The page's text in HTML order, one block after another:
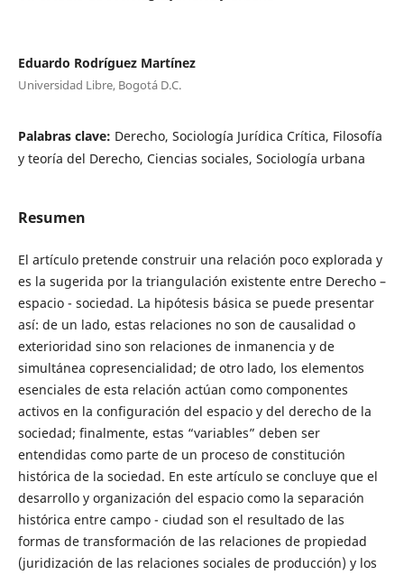
Eduardo Rodríguez Martínez
Universidad Libre, Bogotá D.C.
Palabras clave: Derecho, Sociología Jurídica Crítica, Filosofía
y teoría del Derecho, Ciencias sociales, Sociología urbana
Resumen
El artículo pretende construir una relación poco explorada y
es la sugerida por la triangulación existente entre Derecho –
espacio - sociedad. La hipótesis básica se puede presentar
así: de un lado, estas relaciones no son de causalidad o
exterioridad sino son relaciones de inmanencia y de
simultánea copresencialidad; de otro lado, los elementos
esenciales de esta relación actúan como componentes
activos en la configuración del espacio y del derecho de la
sociedad; finalmente, estas “variables” deben ser
entendidas como parte de un proceso de constitución
histórica de la sociedad. En este artículo se concluye que el
desarrollo y organización del espacio como la separación
histórica entre campo - ciudad son el resultado de las
formas de transformación de las relaciones de propiedad
(juridización de las relaciones sociales de producción) y los